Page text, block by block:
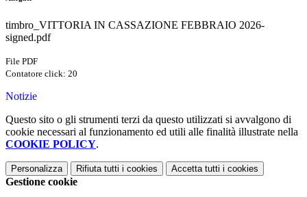
timbro_VITTORIA IN CASSAZIONE FEBBRAIO 2026-
signed.pdf
File PDF
Contatore click: 20
Notizie
Questo sito o gli strumenti terzi da questo utilizzati si avvalgono di
cookie necessari al funzionamento ed utili alle finalità illustrate nella
COOKIE POLICY.
Personalizza Rifiuta tutti i cookies Accetta tutti i cookies
Gestione cookie